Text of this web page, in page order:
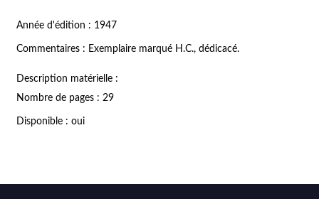
Année d'édition : 1947
Commentaires : Exemplaire marqué H.C., dédicacé.
Description matérielle :
Nombre de pages : 29
Disponible : oui